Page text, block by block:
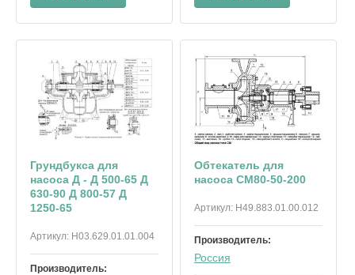
Грундбукса для
насоса Д - Д 500-65 Д
630-90 Д 800-57 Д
1250-65
Артикул: Н03.629.01.01.004
Производитель:
Обтекатель для
насоса СМ80-50-200
Артикул:Н49.883.01.00.012
Производитель:
Россия